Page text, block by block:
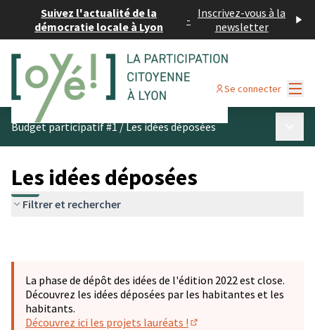
Suivez l'actualité de la
démocratie locale à Lyon
- Inscrivez-vous à la
newsletter
Se connecter
Budget participatif #1/Les idées déposées
Les idées déposées
Filtrer et rechercher
La phase de dépôt des idées de l'édition 2022 est close.
Découvrez les idées déposées par les habitantes et les
habitants.
Découvrez ici les projets lauréats !